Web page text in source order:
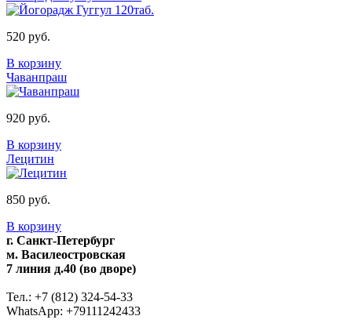
520 руб.
В корзину
Чаванпраш
920 руб.
В корзину
Лецитин
850 руб.
В корзину
г. Санкт-Петербург
м. Василеостровская
7 линия д.40 (во дворе)
Тел.: +7 (812) 324-54-33
WhatsApp: +79111242433